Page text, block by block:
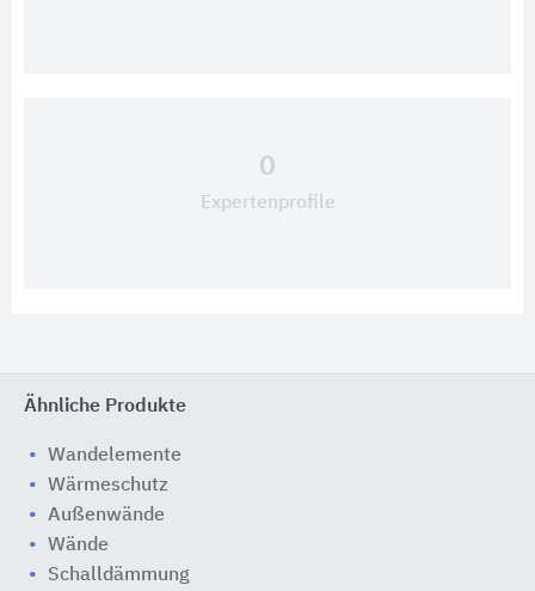
0
Expertenprofile
Ähnliche Produkte
Wandelemente
Wärmeschutz
Außenwände
Wände
Schalldämmung